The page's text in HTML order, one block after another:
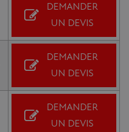
DEMANDER
UN DEVIS
DEMANDER
UN DEVIS
DEMANDER
UN DEVIS